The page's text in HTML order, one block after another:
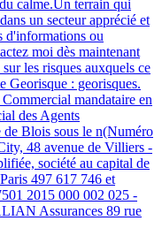
calme.Un terrain qui
un secteur apprécié et
d'informations ou
moi dès maintenant
les risques auxquels ce
Georisque : georisques.
mandataire en
des Agents
Blois sous le n(Numéro
48 avenue de Villiers -
société au capital de
497 617 746 et
2015 000 002 025 -
Assurances 89 rue